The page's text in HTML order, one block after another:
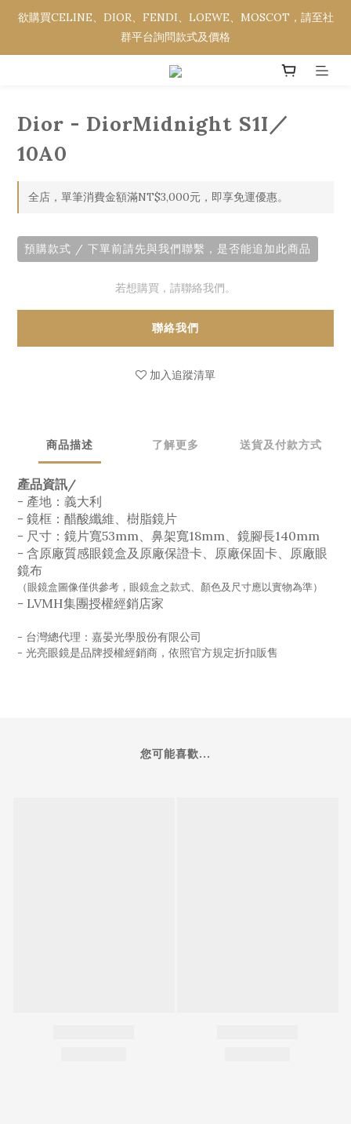
欲購買CELINE、DIOR、FENDI、LOEWE、MOSCOT，請至社
群平台詢問款式及價格
欲購買CELINE、DIOR、FENDI、LOEWE、MOSCOT，請至社
群平台詢問款式及價格
全館消費金額滿NT$3,000，即享免運優惠。
欲購買CELINE、DIOR、FENDI、LOEWE、MOSCOT，請至社
Dior - DiorMidnight S1I／
10A0
全店，單筆消費金額滿NT$3,000元，即享免運優惠。
預購款式 / 下單前請先與我們聯繫，是否能追加此商品
若想購買，請聯絡我們。
聯絡我們
加入追蹤清單
商品描述 了解更多 送貨及付款方式
產品資訊/
- 產地：義大利
- 鏡框：醋酸纖維、樹脂鏡片
- 尺寸：鏡片寬53mm、鼻架寬18mm、鏡腳長140mm
- 含原廠質感眼鏡盒及原廠保證卡、原廠保固卡、原廠眼
鏡布
（眼鏡盒圖像僅供參考，眼鏡盒之款式、顏色及尺寸應以實物為準）
- LVMH集團授權經銷店家
- 台灣總代理：嘉晏光學股份有限公司
- 光亮眼鏡是品牌授權經銷商，依照官方規定折扣販售
您可能喜歡...